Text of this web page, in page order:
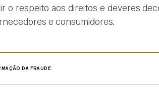
o respeito aos direitos e deveres
e consumidores.
DA FRAUDE